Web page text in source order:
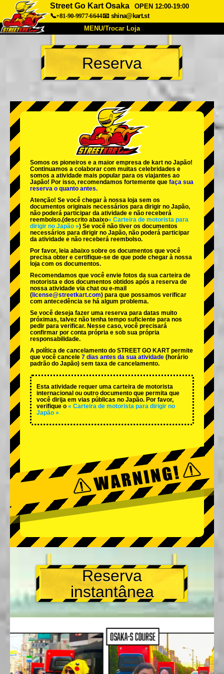
Street Go Kart Osaka
OPEN 12:00-19:00
📞+81-90-9977-6644📧 shina@kart.st
MENU/Trocar Loja
INÍCIO
Sobre Especificações Preços
Empresa Reserva
Trocar Loja
Tokyo Shinagawa Tokyo Akihabara#1
Tokyo Akihabara#2
Tokyo Shibuya Annex Tokyo Bay
Tokyo Asakusa Osaka
Okinawa
Reserva
Somos os pioneiros e a maior empresa de kart no Japão!
Continuamos a colaborar com muitas celebridades e
somos a atividade mais popular para os viajantes ao
Japão! Por isso, recomendamos fortemente que faça sua
reserva o quanto antes.
Atenção! Se você chegar à nossa loja sem os
documentos originais necessários para dirigir no Japão,
não poderá participar da atividade e não receberá
reembolso.(descrito abaixo« Carteira de motorista para
dirigir no Japão ») Se você não tiver os documentos
necessários para dirigir no Japão, não poderá participar
da atividade e não receberá reembolso.
Por favor, leia abaixo sobre os documentos que você
precisa obter e certifique-se de que pode chegar à nossa
loja com os documentos.
Recomendamos que você envie fotos da sua carteira de
motorista e dos documentos obtidos após a reserva de
nossa atividade via chat ou e-mail
( license@streetkart.com) para que possamos verificar
com antecedência se há algum problema.
Se você deseja fazer uma reserva para datas muito
próximas, talvez não tenha tempo suficiente para nos
pedir para verificar. Nesse caso, você precisará
confirmar por conta própria e sob sua própria
responsabilidade.
A política de cancelamento do STREET GO KART permite
que você cancele 7 dias antes da sua atividade (horário
padrão do Japão) sem taxa de cancelamento.
Esta atividade requer uma carteira de motorista
internacional ou outro documento que permita que
você dirija em vias públicas no Japão. Por favor,
verifique o « Carteira de motorista para dirigir no
Japão »
Reserva
instantânea